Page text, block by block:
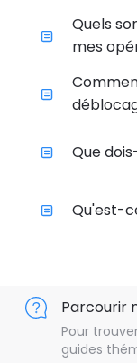
Quels
mes
Que
Qu'est-
Parcourir
Pour
guides